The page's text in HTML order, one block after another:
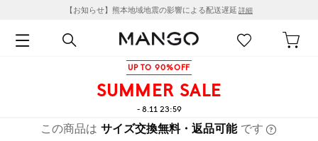
【お知らせ】熊本地域地震の影響による配送遅延 詳細
UP TO 90%OFF
SUMMER SALE
- 8.11 23:59
この商品は サイズ交換無料・返品可能 です